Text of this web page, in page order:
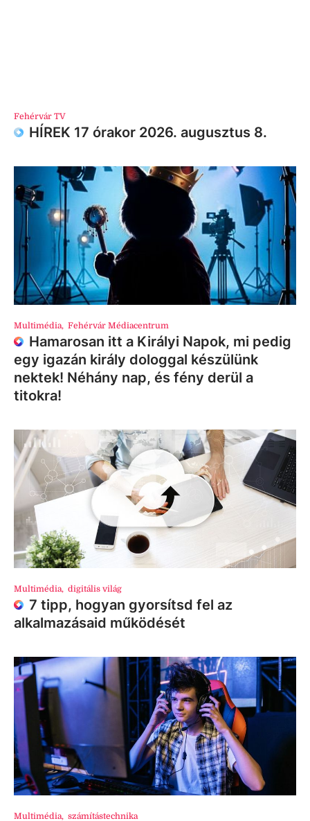
Fehérvár TV
HÍREK 17 órakor 2026. augusztus 8.
Multimédia, Fehérvár Médiacentrum
Hamarosan itt a Királyi Napok, mi pedig
egy igazán király dologgal készülünk
nektek! Néhány nap, és fény derül a
titokra!
Multimédia, digitális világ
7 tipp, hogyan gyorsítsd fel az
alkalmazásaid működését
Multimédia, számítástechnika